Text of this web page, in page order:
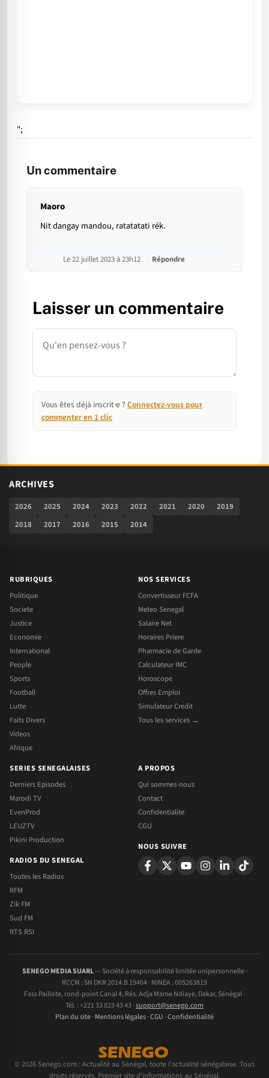
";
Un commentaire
Maoro
Nit dangay mandou, ratatatati rék.
Le 22 juillet 2023 à 23h12 Répondre
Laisser un commentaire
Commentaire
Vous êtes déjà inscrit·e ? Connectez-vous pour
commenter en 1 clic
ARCHIVES
2026 2025 2024 2023 2022 2021 2020
2019
2018
2017 2016 2015 2014
RUBRIQUES
Politique
Societe
Justice
Economie
International
People
Sports
Football
Lutte
Faits Divers
Videos
Afrique
NOS SERVICES
Convertisseur FCFA
Meteo Senegal
Salaire Net
Horaires Priere
Pharmacie de Garde
Calculateur IMC
Horoscope
Offres Emploi
Simulateur Credit
Tous les services →
SERIES SENEGALAISES
Derniers Episodes
Marodi TV
EvenProd
LEUZTV
Pikini Production
RADIOS DU SENEGAL
Toutes les Radios
RFM
Zik FM
Sud FM
RTS RSI
A PROPOS
Qui sommes-nous
Contact
Confidentialite
CGU
NOUS SUIVRE
SENEGO MEDIA SUARL— Société à responsabilité limitée unipersonnelle ·
RCCM : SN DKR 2014.B 19404 · NINEA : 005263819
Fass Paillote, rond-point Canal 4, Rés. Adja Mame Ndiaye, Dakar, Sénégal ·
Tél. : +221 33 823 43 43 ·support@senego.com
Plan du site· Mentions légales·CGU ·Confidentialité
© 2026 Senego.com : Actualité au Sénégal, toute l'actualité sénégalaise. Tous
droits réservés. Premier site d'informations au Sénégal.